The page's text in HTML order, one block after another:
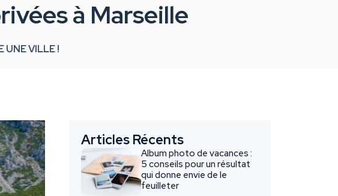
à Marseille
UNE VILLE !
Articles Récents
Album photo de vacances :
5 conseils pour un résultat
qui donne envie de le
feuilleter